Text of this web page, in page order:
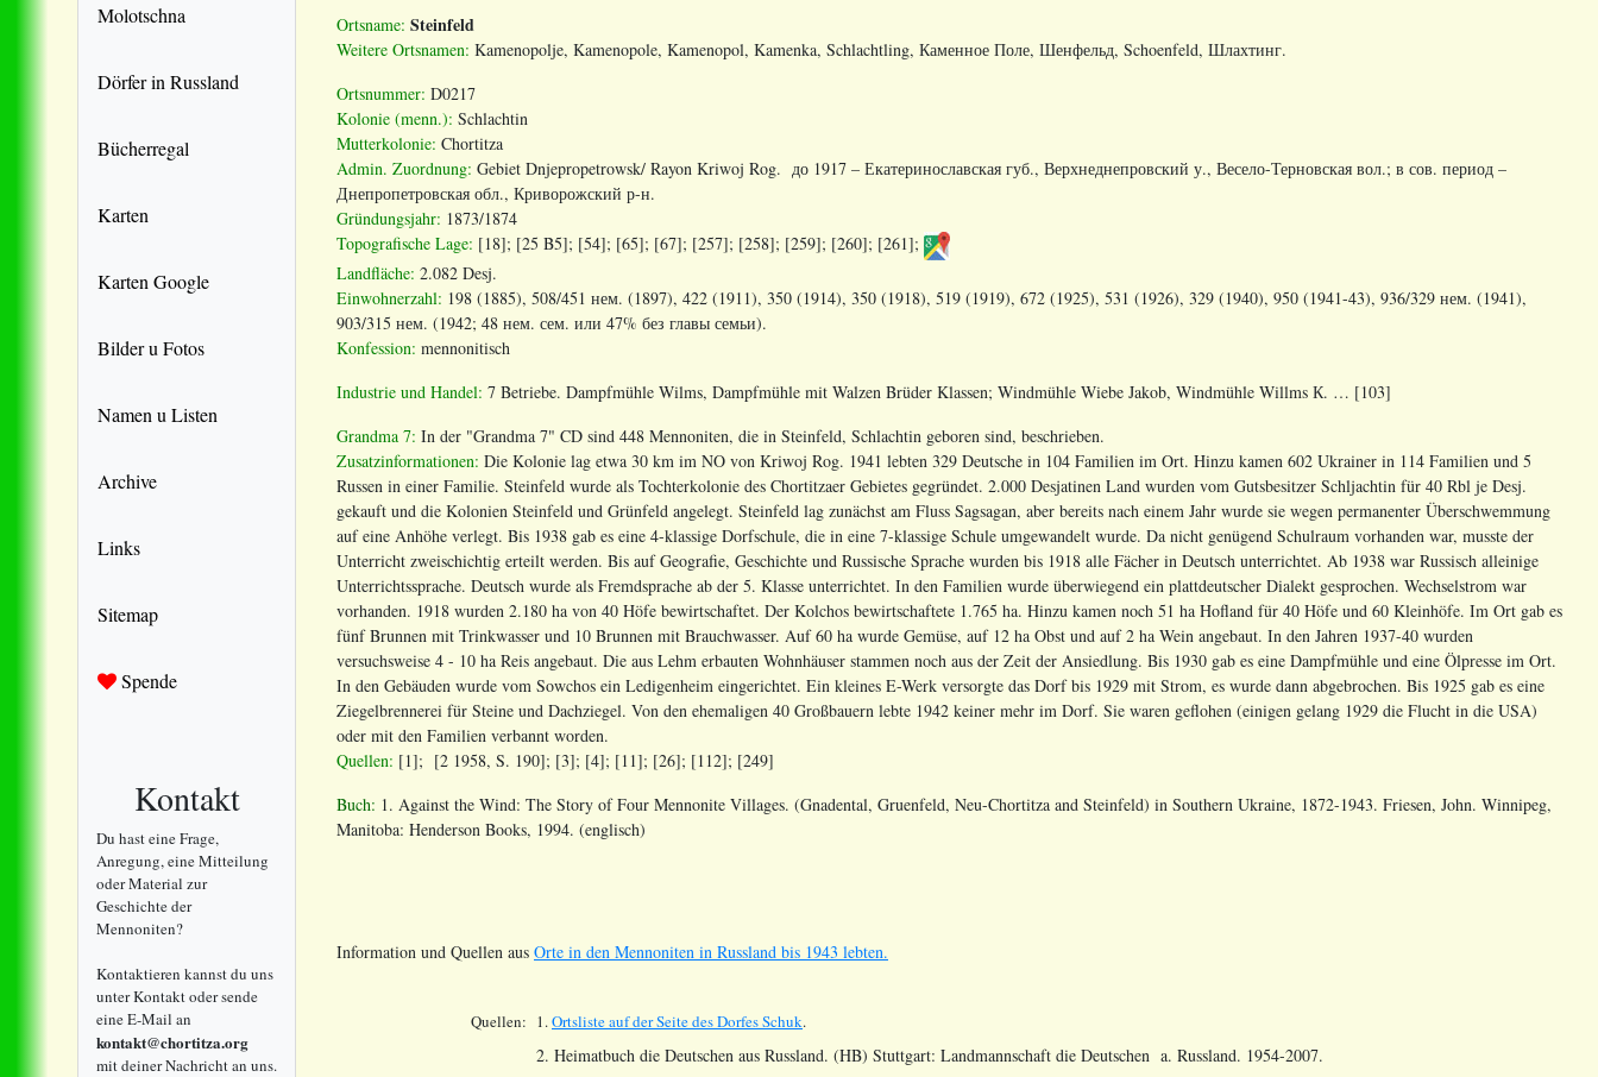
Molotschna
Dörfer in Russland
Bücherregal
Karten
Karten Google
Bilder u Fotos
Namen u Listen
Archive
Links
Sitemap
Spende
Kontakt
Du hast eine Frage,
Anregung, eine Mitteilung
oder Material zur
Geschichte der
Mennoniten?
Kontaktieren kannst du uns
unter Kontakt oder sende
eine E-Mail an
kontakt@chortitza.org
mit deiner Nachricht an uns.
Ortsname: Steinfeld
Weitere Ortsnamen: Kamenopolje, Kamenopole, Kamenopol, Kamenka, Schlachtling, Каменное Поле, Шенфельд, Schoenfeld, Шлахтинг.
Ortsnummer: D0217
Kolonie (menn.): Schlachtin
Mutterkolonie: Chortitza
Admin. Zuordnung: Gebiet Dnjepropetrowsk/ Rayon Kriwoj Rog. до 1917 – Екатеринославская губ., Верхнеднепровский у., Весело-Терновская вол.; в сов. период –
Днепропетровская обл., Криворожский р-н.
Gründungsjahr: 1873/1874
Topografische Lage: [18]; [25 B5]; [54]; [65]; [67]; [257]; [258]; [259]; [260]; [261];
Landfläche: 2.082 Desj.
Einwohnerzahl: 198 (1885), 508/451 нем. (1897), 422 (1911), 350 (1914), 350 (1918), 519 (1919), 672 (1925), 531 (1926), 329 (1940), 950 (1941-43), 936/329 нем. (1941),
903/315 нем. (1942; 48 нем. сем. или 47% без главы семьи).
Konfession: mennonitisch
Industrie und Handel: 7 Betriebe. Dampfmühle Wilms, Dampfmühle mit Walzen Brüder Klassen; Windmühle Wiebe Jakob, Windmühle Willms К. … [103]
Grandma 7: In der "Grandma 7" CD sind 448 Mennoniten, die in Steinfeld, Schlachtin geboren sind, beschrieben.
Zusatzinformationen: Die Kolonie lag etwa 30 km im NO von Kriwoj Rog. 1941 lebten 329 Deutsche in 104 Familien im Ort. Hinzu kamen 602 Ukrainer in 114 Familien und 5
Russen in einer Familie. Steinfeld wurde als Tochterkolonie des Chortitzaer Gebietes gegründet. 2.000 Desjatinen Land wurden vom Gutsbesitzer Schljachtin für 40 Rbl je Desj.
gekauft und die Kolonien Steinfeld und Grünfeld angelegt. Steinfeld lag zunächst am Fluss Sagsagan, aber bereits nach einem Jahr wurde sie wegen permanenter Überschwemmung
auf eine Anhöhe verlegt. Bis 1938 gab es eine 4-klassige Dorfschule, die in eine 7-klassige Schule umgewandelt wurde. Da nicht genügend Schulraum vorhanden war, musste der
Unterricht zweischichtig erteilt werden. Bis auf Geografie, Geschichte und Russische Sprache wurden bis 1918 alle Fächer in Deutsch unterrichtet. Ab 1938 war Russisch alleinige
Unterrichtssprache. Deutsch wurde als Fremdsprache ab der 5. Klasse unterrichtet. In den Familien wurde überwiegend ein plattdeutscher Dialekt gesprochen. Wechselstrom war
vorhanden. 1918 wurden 2.180 ha von 40 Höfe bewirtschaftet. Der Kolchos bewirtschaftete 1.765 ha. Hinzu kamen noch 51 ha Hofland für 40 Höfe und 60 Kleinhöfe. Im Ort gab es
fünf Brunnen mit Trinkwasser und 10 Brunnen mit Brauchwasser. Auf 60 ha wurde Gemüse, auf 12 ha Obst und auf 2 ha Wein angebaut. In den Jahren 1937-40 wurden
versuchsweise 4 - 10 ha Reis angebaut. Die aus Lehm erbauten Wohnhäuser stammen noch aus der Zeit der Ansiedlung. Bis 1930 gab es eine Dampfmühle und eine Ölpresse im Ort.
In den Gebäuden wurde vom Sowchos ein Ledigenheim eingerichtet. Ein kleines E-Werk versorgte das Dorf bis 1929 mit Strom, es wurde dann abgebrochen. Bis 1925 gab es eine
Ziegelbrennerei für Steine und Dachziegel. Von den ehemaligen 40 Großbauern lebte 1942 keiner mehr im Dorf. Sie waren geflohen (einigen gelang 1929 die Flucht in die USA)
oder mit den Familien verbannt worden.
Quellen: [1]; [2 1958, S. 190]; [3]; [4]; [11]; [26]; [112]; [249]
Buch: 1. Against the Wind: The Story of Four Mennonite Villages. (Gnadental, Gruenfeld, Neu-Chortitza and Steinfeld) in Southern Ukraine, 1872-1943. Friesen, John. Winnipeg,
Manitoba: Henderson Books, 1994. (englisch)
Information und Quellen aus Orte in den Mennoniten in Russland bis 1943 lebten.
Quellen: 1.Ortsliste auf der Seite des DorfesSchuk.
2. Heimatbuch die Deutschen aus Russland. (HB) Stuttgart: Landmannschaft die Deutschen a. Russland. 1954-2007.